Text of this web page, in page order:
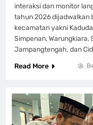
interaksi dan monitor
tahun 2026 dijadwalkan
kecamatan yakni
Simpenan, Warungkiara,
Jampangtengah, dan
Read More